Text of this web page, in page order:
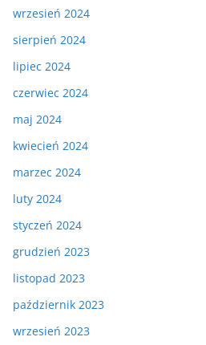
wrzesień 2024
sierpień 2024
lipiec 2024
czerwiec 2024
maj 2024
kwiecień 2024
marzec 2024
luty 2024
styczeń 2024
grudzień 2023
listopad 2023
październik 2023
wrzesień 2023